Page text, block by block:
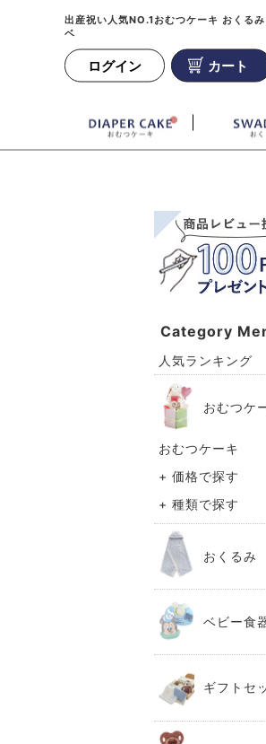
出産祝い人気NO.1おむつケーキ おく
ベ
ログイン カート
Category
人気ランキング
おむつケ
おむつケーキ
+ 価格で探す
+ 種類で探す
おくるみ
ベビー食
ギフトセ